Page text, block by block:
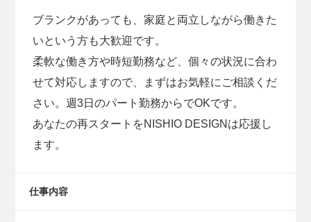
ブランクがあっても、家庭と両立しながら働きた
いという方も大歓迎です。
柔軟な働き方や時短勤務など、個々の状況に合わ
せて対応しますので、まずはお気軽にご相談くだ
さい。週3日のパート勤務からでOKです。
あなたの再スタートをNISHIO DESIGNは応援し
ます。
仕事内容